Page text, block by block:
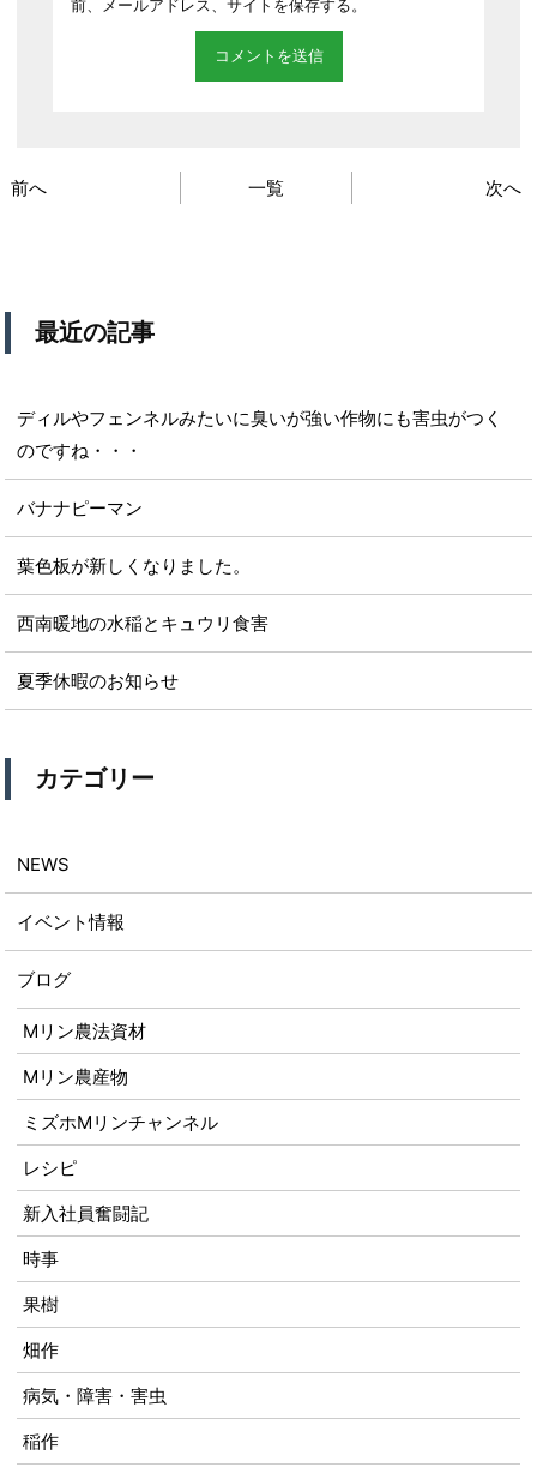
前、メールアドレス、サイトを保存する。
前へ 一覧 次へ
最近の記事
ディルやフェンネルみたいに臭いが強い作物にも害虫がつく
のですね・・・
バナナピーマン
葉色板が新しくなりました。
西南暖地の水稲とキュウリ食害
夏季休暇のお知らせ
カテゴリー
NEWS
イベント情報
ブログ
Mリン農法資材
Mリン農産物
ミズホMリンチャンネル
レシピ
新入社員奮闘記
時事
果樹
畑作
病気・障害・害虫
稲作